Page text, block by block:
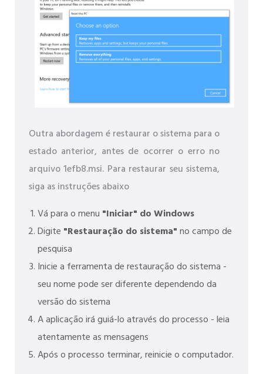
Outra abordagem é restaurar o sistema para o
estado anterior, antes de ocorrer o erro no
arquivo 1efb8.msi. Para restaurar seu sistema,
siga as instruções abaixo
Vá para o menu "Iniciar" do Windows
Digite "Restauração do sistema"no campo de
pesquisa
Inicie a ferramenta de restauração do sistema -
seu nome pode ser diferente dependendo da
versão do sistema
A aplicação irá guiá-lo através do processo - leia
atentamente as mensagens
Após o processo terminar, reinicie o computador.